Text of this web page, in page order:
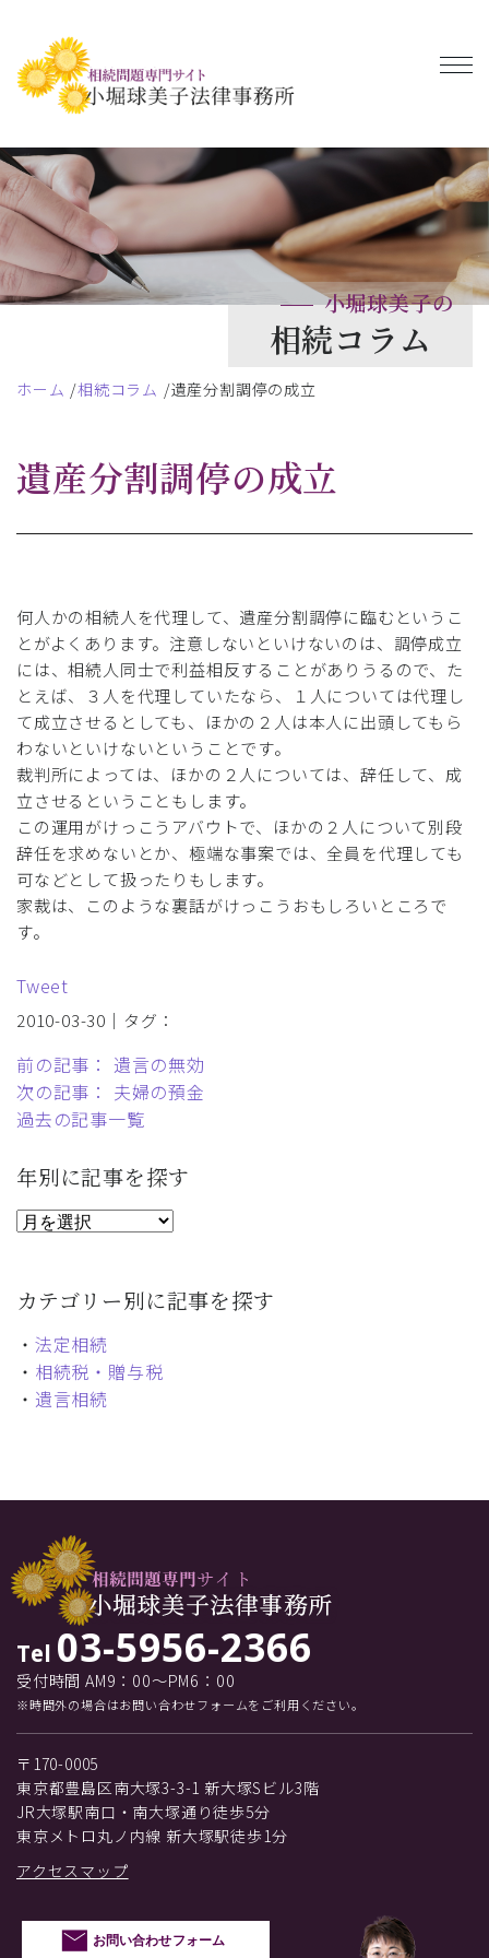
小堀球美子の
相続コラム
ホーム 相続コラム 遺産分割調停の成立
遺産分割調停の成立
何人かの相続人を代理して、遺産分割調停に臨むというこ
とがよくあります。注意しないといけないのは、調停成立
には、相続人同士で利益相反することがありうるので、た
とえば、３人を代理していたなら、１人については代理し
て成立させるとしても、ほかの２人は本人に出頭してもら
わないといけないということです。
裁判所によっては、ほかの２人については、辞任して、成
立させるということもします。
この運用がけっこうアバウトで、ほかの２人について別段
辞任を求めないとか、極端な事案では、全員を代理しても
可などとして扱ったりもします。
家裁は、このような裏話がけっこうおもしろいところで
す。
Tweet
2010-03-30｜タグ：
前の記事： 遺言の無効
次の記事： 夫婦の預金
過去の記事一覧
年別に記事を探す
カテゴリー別に記事を探す
・ 法定相続
・ 相続税・贈与税
・ 遺言相続
Tel 03-5956-2366
受付時間 AM9：00～PM6：00
※時間外の場合はお問い合わせフォームをご利用ください。
〒170-0005
東京都豊島区南大塚3-3-1 新大塚Sビル3階
JR大塚駅南口・南大塚通り徒歩5分
東京メトロ丸ノ内線 新大塚駅徒歩1分
アクセスマップ
お問い合わせフォーム